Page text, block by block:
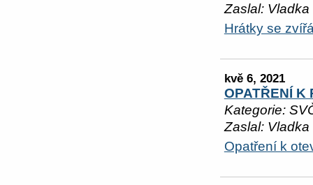
Zaslal: Vladka
Hrátky se
kvě 6, 2021
OPATŘENÍ K
Kategorie:
Zaslal: Vladka
Opatření k